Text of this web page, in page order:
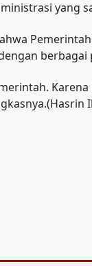
yang
berbagai